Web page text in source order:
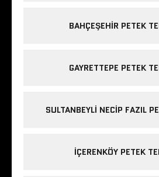
BAHÇEŞEHIR PETEK
GAYRETTEPE PETEK
SULTANBEYLI NECIP FAZIL
IÇERENKÖY PETEK